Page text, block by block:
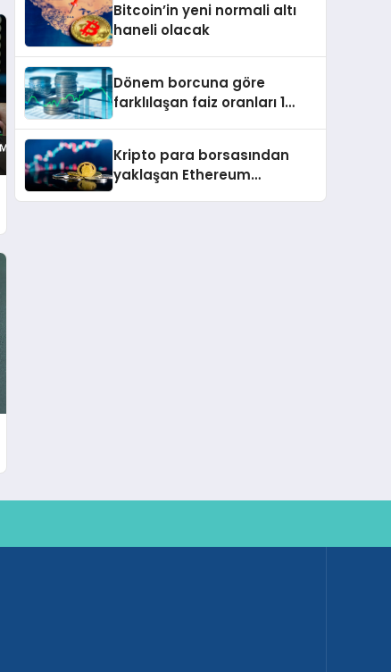
Bitcoin’in yeni normali altı
haneli olacak
Dönem borcuna göre
farklılaşan faiz oranları 1
Kripto para borsasından
yaklaşan Ethereum